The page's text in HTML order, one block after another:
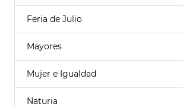
Feria de Julio
Mayores
Mujer e Igualdad
Naturia